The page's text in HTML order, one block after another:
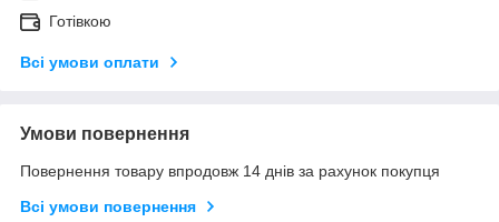
Готівкою
Всі умови оплати
Умови повернення
Повернення товару впродовж 14 днів за рахунок покупця
Всі умови повернення